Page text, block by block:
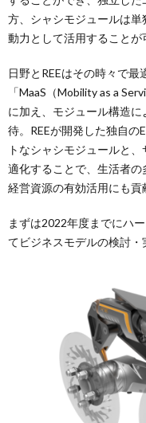
方、シャシモジュールは
動力として活用することが
日野とREEはその時々で
「MaaS（Mobility as a
に加え、モジュール構造
待。REEが開発した独自の
トなシャシモジュールと
適化することで、生活者
経営資源の有効活用にも貢
まずは2022年度までにハ
てビジネスモデルの検討・